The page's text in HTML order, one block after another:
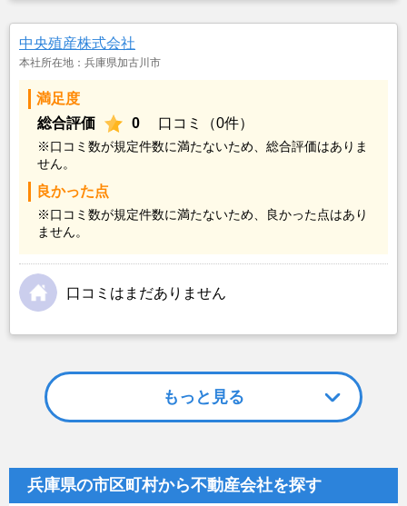
中央殖産株式会社
本社所在地：兵庫県加古川市
満足度
総合評価
0 口コミ（0件）
※口コミ数が規定件数に満たないため、総合評価はありま
せん。
良かった点
※口コミ数が規定件数に満たないため、良かった点はあり
ません。
口コミはまだありません
もっと見る
兵庫県の市区町村から不動産会社を探す